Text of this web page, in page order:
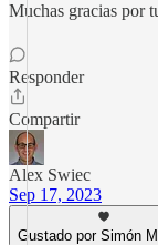
Muchas gracias por
Responder
Compartir
Alex Swiec
Sep 17, 2023
Gustado por Simón